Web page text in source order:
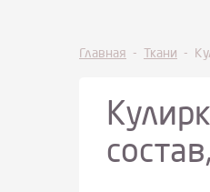
Главная - Ткани -